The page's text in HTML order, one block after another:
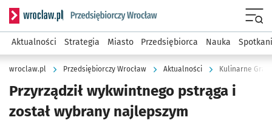
Serwis informacyjny wroclaw.pl podserwis: Strategia
Aktualności Strategia Miasto Przedsiębiorca Nauka
wroclaw.pl Przedsiębiorczy Wrocław Aktualności Kulinarne
Przyrządził wykwintnego pstrąga i
został wybrany najlepszym